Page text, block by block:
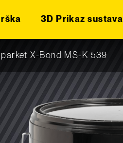
3D Prikaz sustava
X-Bond MS-K 539